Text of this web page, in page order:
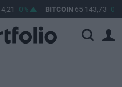
0% BITCOIN65 143,73